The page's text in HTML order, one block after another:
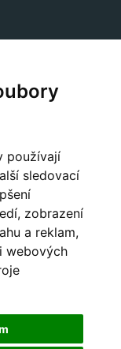
používají
sledovací
zobrazení
a reklam,
webových
se dovozem a
stylového nábytku
u Berouna